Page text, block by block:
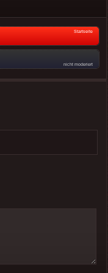
Startseite
nicht moderiert